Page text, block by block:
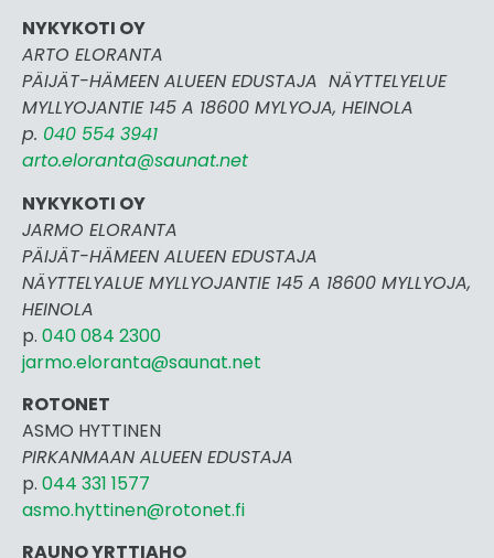
NYKYKOTI OY
ARTO ELORANTA
PÄIJÄT-HÄMEEN ALUEEN EDUSTAJA NÄYTTELYELUE
MYLLYOJANTIE 145 A 18600 MYLYOJA, HEINOLA
p. 040 554 3941
arto.eloranta@saunat.net
NYKYKOTI OY
JARMO ELORANTA
PÄIJÄT-HÄMEEN ALUEEN EDUSTAJA
NÄYTTELYALUE MYLLYOJANTIE 145 A 18600 MYLLYOJA,
HEINOLA
p. 040 084 2300
jarmo.eloranta@saunat.net
ROTONET
ASMO HYTTINEN
PIRKANMAAN ALUEEN EDUSTAJA
p. 044 331 1577
asmo.hyttinen@rotonet.fi
RAUNO YRTTIAHO